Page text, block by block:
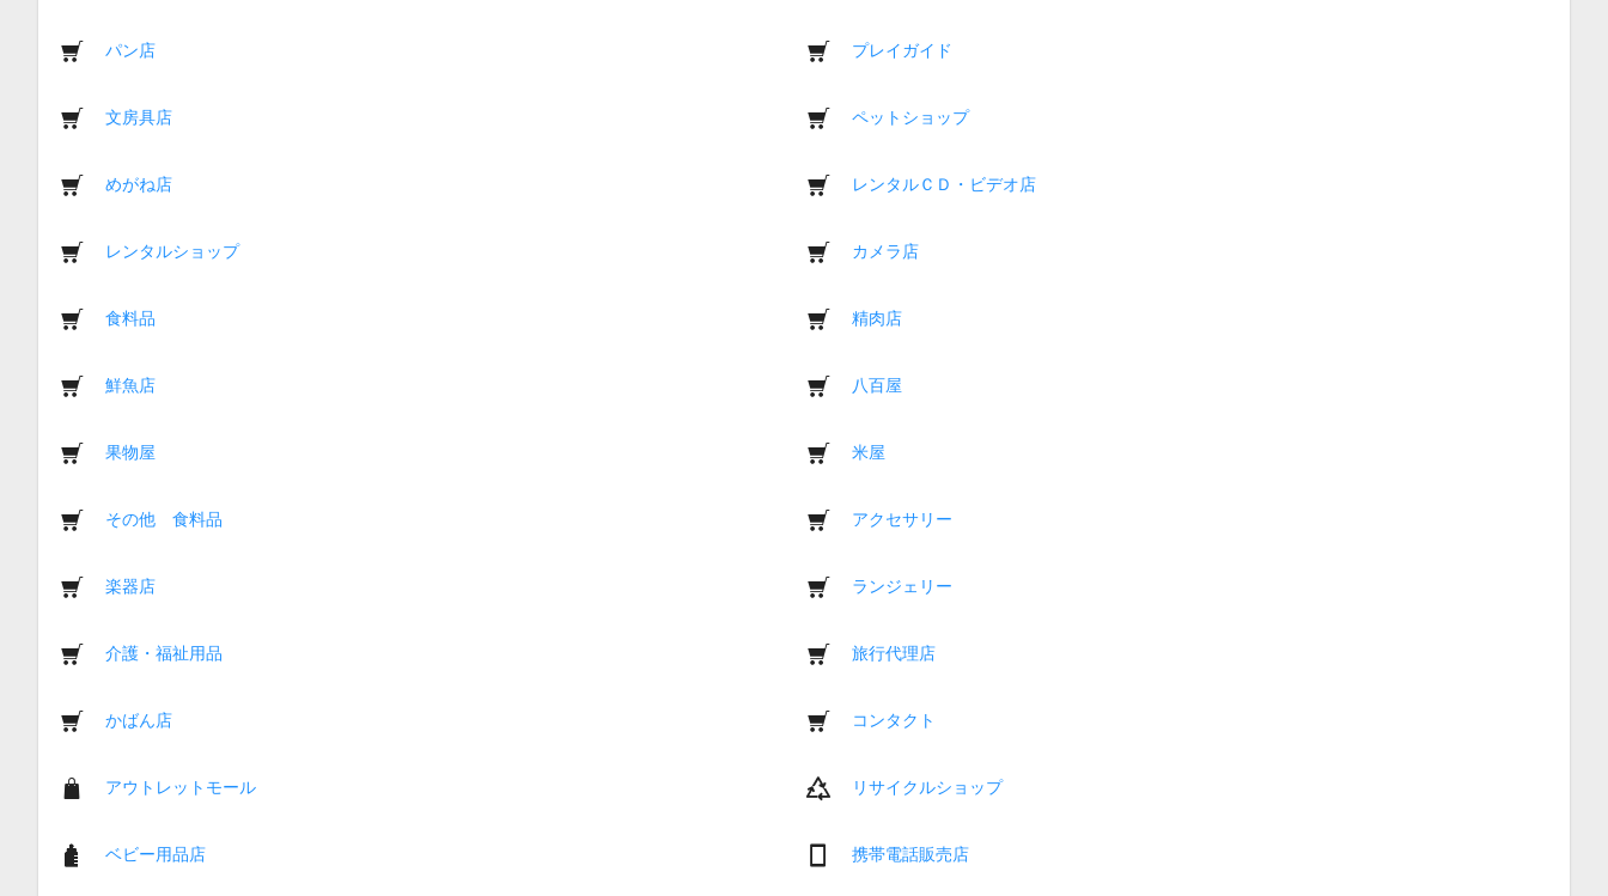
パン店 プレイガイド
文房具店 ペットショップ
めがね店 レンタルＣＤ・ビデオ店
レンタルショップ カメラ店
食料品 精肉店
鮮魚店 八百屋
果物屋 米屋
その他 食料品 アクセサリー
楽器店 ランジェリー
介護・福祉用品 旅行代理店
かばん店 コンタクト
アウトレットモール リサイクルショップ
ベビー用品店 携帯電話販売店